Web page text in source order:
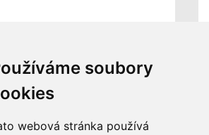
soubory
webová stránka používá
současnost
ÚDAJE
prací